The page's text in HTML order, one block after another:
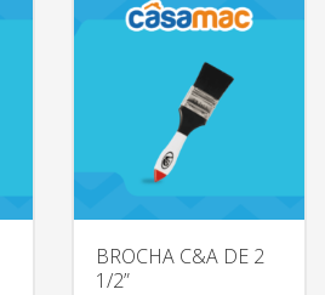
BROCHA C&A DE 2
1/2”